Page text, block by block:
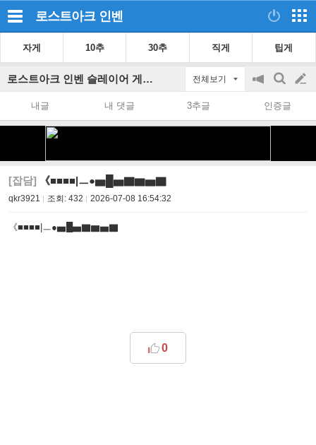
로스트아크 인벤
자게 10추 30추 직게 팁게
로스트아크 인벤 슬레이어 게시판 전체보기
공
on/off
검
색
글
쓰
내글 내 댓글 3추글 인증글
[잡담] 《■■■■|ㅡ●▅█▅▇▆▅▇
qkr3921 조회: 432 2026-07-08 16:54:32
《■■■■|ㅡ●▅█▅▇▆▅▇
0